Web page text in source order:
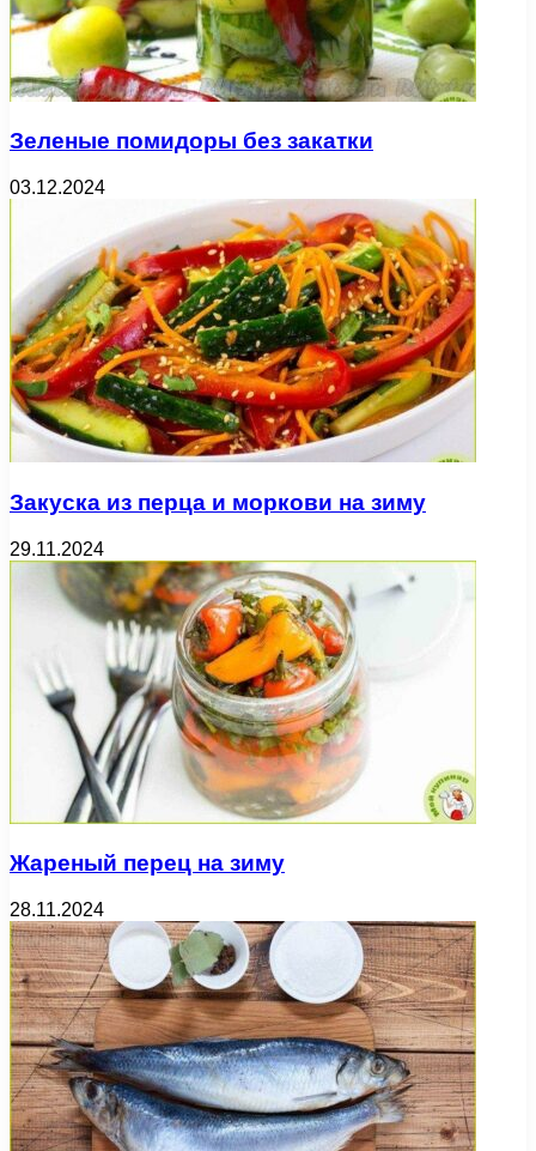
Зеленые помидоры без закатки
03.12.2024
Закуска из перца и моркови на зиму
29.11.2024
Жареный перец на зиму
28.11.2024